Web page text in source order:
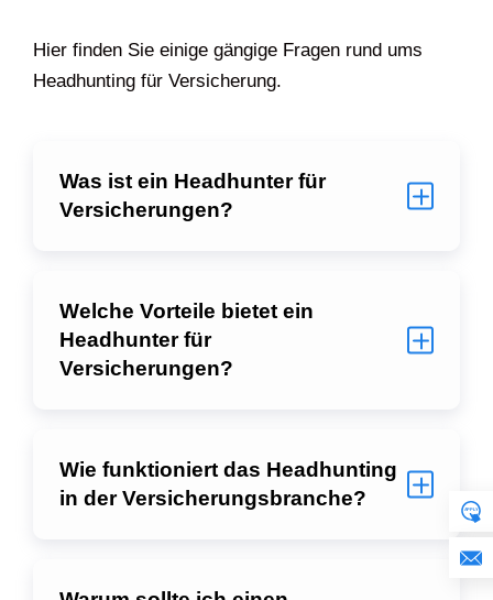
Hier finden Sie einige gängige Fragen rund ums
Headhunting für Versicherung.
Was ist ein Headhunter für
Versicherungen?
Welche Vorteile bietet ein
Headhunter für
Versicherungen?
Wie funktioniert das Headhunting
in der Versicherungsbranche?